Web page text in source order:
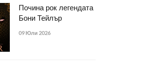
Почина рок легендата
Бони Тейлър
09 Юли 2026